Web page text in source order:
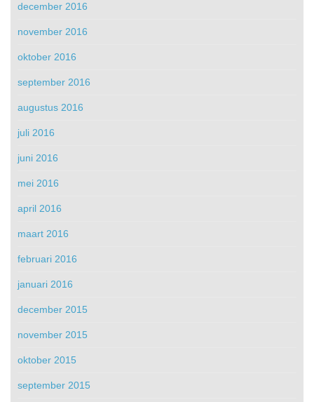
december 2016
november 2016
oktober 2016
september 2016
augustus 2016
juli 2016
juni 2016
mei 2016
april 2016
maart 2016
februari 2016
januari 2016
december 2015
november 2015
oktober 2015
september 2015